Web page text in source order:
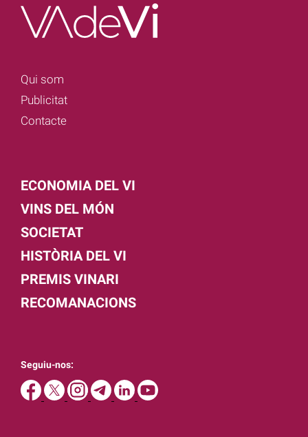
Qui som
Publicitat
Contacte
ECONOMIA DEL VI
VINS DEL MÓN
SOCIETAT
HISTÒRIA DEL VI
PREMIS VINARI
RECOMANACIONS
Seguiu-nos: